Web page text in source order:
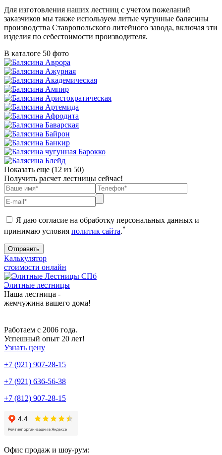
Для изготовления наших лестниц с учетом пожеланий
заказчиков мы также используем литые чугунные балясины
производства Ставропольского литейного завода, включая эти
изделия по себестоимости производителя.
В каталоге 50 фото
Показать еще (12 из 50)
Получить расчет лестницы сейчас!
Я даю согласие на обработку персональных данных и
принимаю условия политик сайта.*
Калькулятор
стоимости онлайн
Элитные лестницы
Наша лестница -
жемчужина вашего дома!
Работаем с 2006 года.
Успешный опыт 20 лет!
Узнать цену
+7 (921) 907-28-15
+7 (921) 636-56-38
+7 (812) 907-28-15
Офис продаж и шоу-рум: